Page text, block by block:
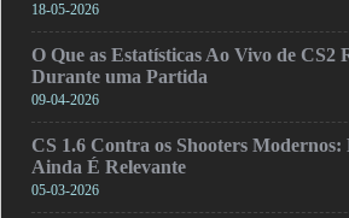
18-05-2026
O Que as Estatísticas Ao Vivo de CS2
Durante uma Partida
09-04-2026
CS 1.6 Contra os Shooters Modernos:
Ainda É Relevante
05-03-2026